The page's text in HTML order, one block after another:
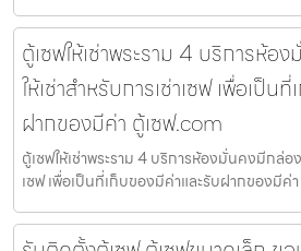
ตู้เซฟให้เช่าพระราม 4 บริการห้
ให้เช่าสำหรับการเช่าเซฟ เพื่อเป็น
ฝากของมีค่า ตู้เซฟ.com
ตู้เซฟให้เช่าพระราม 4 บริการห้องมั่นคงมีกล่อ
เซฟ เพื่อเป็นที่เก็บของมีค่าและรับฝากของมีค่